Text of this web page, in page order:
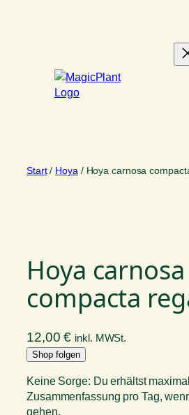
Start/ Hoya / Hoya carnosa
Hoya carnosa
compacta
12,00€ inkl. MWSt.
Shop folgen
Keine Sorge: Du erhältst
Zusammenfassung pro Tag,
gehen.